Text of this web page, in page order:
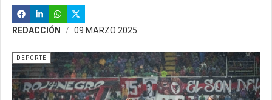
REDACCIÓN 09 MARZO 2025
DEPORTE